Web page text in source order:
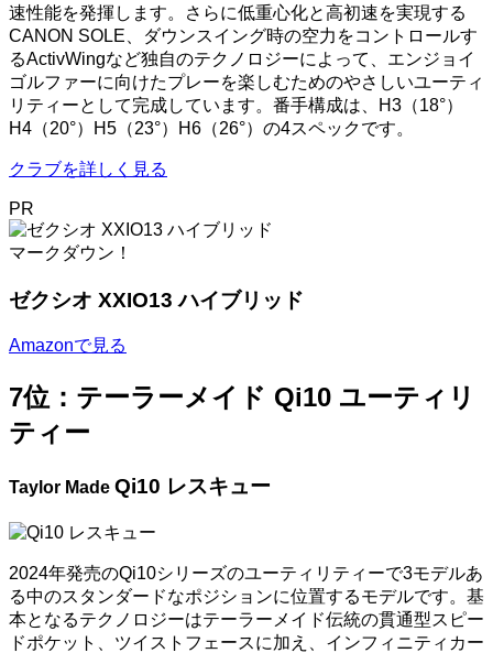
速性能を発揮します。さらに低重心化と高初速を実現する
CANON SOLE、ダウンスイング時の空力をコントロールす
るActivWingなど独自のテクノロジーによって、エンジョイ
ゴルファーに向けたプレーを楽しむためのやさしいユーティ
リティーとして完成しています。番手構成は、H3（18°）
H4（20°）H5（23°）H6（26°）の4スペックです。
クラブを詳しく見る
PR
マークダウン！
ゼクシオ XXIO13 ハイブリッド
Amazonで見る
7位：テーラーメイド Qi10 ユーティリ
ティー
Taylor Made Qi10 レスキュー
2024年発売のQi10シリーズのユーティリティーで3モデルあ
る中のスタンダードなポジションに位置するモデルです。基
本となるテクノロジーはテーラーメイド伝統の貫通型スピー
ドポケット、ツイストフェースに加え、インフィニティカー